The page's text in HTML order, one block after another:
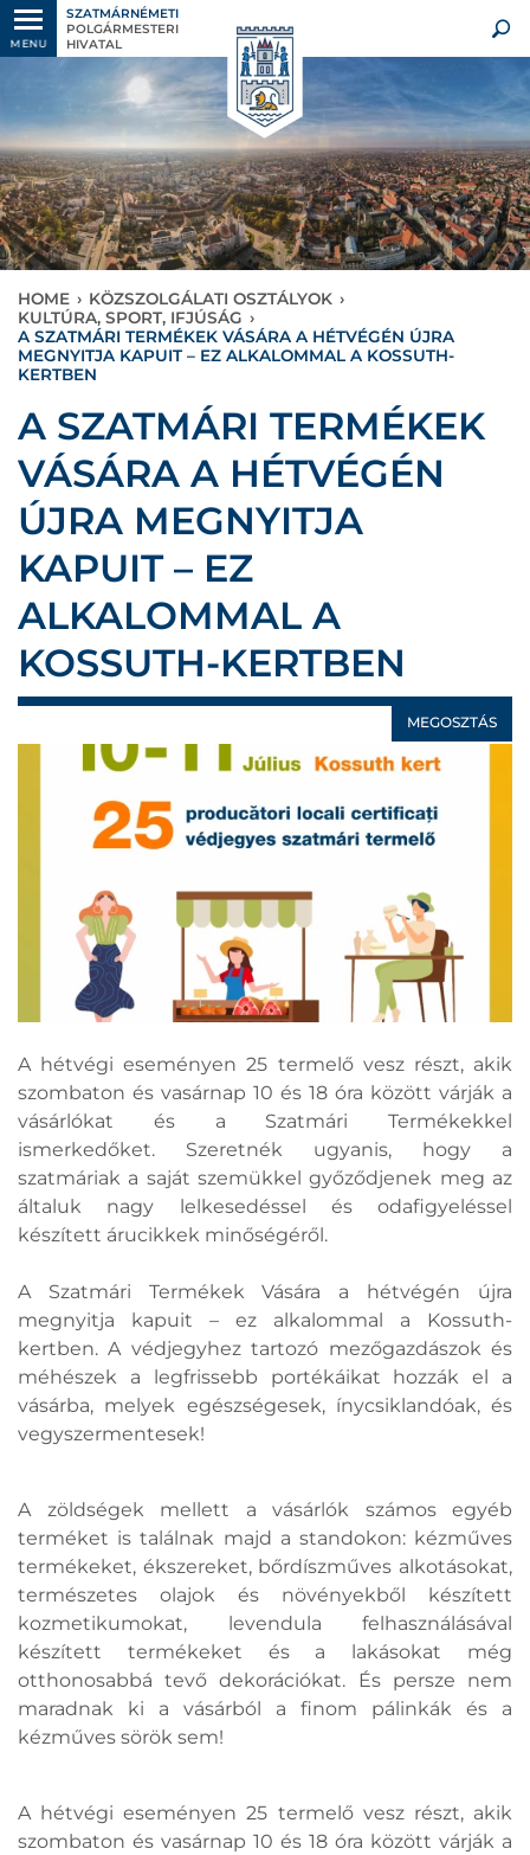
MENU
SZATMÁRNÉMETI
POLGÁRMESTERI
HIVATAL
HOME › KÖZSZOLGÁLATI OSZTÁLYOK ›
KULTÚRA, SPORT, IFJÚSÁG ›
A SZATMÁRI TERMÉKEK VÁSÁRA A HÉTVÉGÉN ÚJRA
MEGNYITJA KAPUIT – EZ ALKALOMMAL A KOSSUTH-
KERTBEN
A SZATMÁRI TERMÉKEK
VÁSÁRA A HÉTVÉGÉN
ÚJRA MEGNYITJA
KAPUIT – EZ
ALKALOMMAL A
KOSSUTH-KERTBEN
MEGOSZTÁS
A hétvégi eseményen 25 termelő vesz részt, akik
szombaton és vasárnap 10 és 18 óra között várják a
vásárlókat és a Szatmári Termékekkel
ismerkedőket. Szeretnék ugyanis, hogy a
szatmáriak a saját szemükkel győződjenek meg az
általuk nagy lelkesedéssel és odafigyeléssel
készített árucikkek minőségéről.
A Szatmári Termékek Vására a hétvégén újra
megnyitja kapuit – ez alkalommal a Kossuth-
kertben. A védjegyhez tartozó mezőgazdászok és
méhészek a legfrissebb portékáikat hozzák el a
vásárba, melyek egészségesek, ínycsiklandóak, és
vegyszermentesek!
A zöldségek mellett a vásárlók számos egyéb
terméket is találnak majd a standokon: kézműves
termékeket, ékszereket, bőrdíszműves alkotásokat,
természetes olajok és növényekből készített
kozmetikumokat, levendula felhasználásával
készített termékeket és a lakásokat még
otthonosabbá tevő dekorációkat. És persze nem
maradnak ki a vásárból a finom pálinkák és a
kézműves sörök sem!
A hétvégi eseményen 25 termelő vesz részt, akik
szombaton és vasárnap 10 és 18 óra között várják a